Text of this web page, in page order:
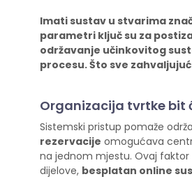
Imati sustav u stvarima
parametri ključ su za
održavanje učinkovitog
procesu. Što sve
Organizacija tvrtke bit
Sistemski pristup pomaže
rezervacije omogućava
na jednom mjestu. Ovaj faktor
dijelove, besplatan online